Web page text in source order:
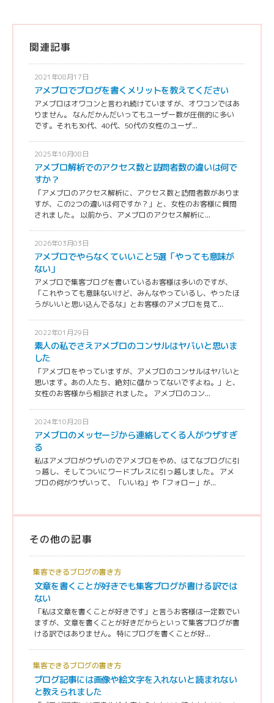
関連記事
2021年08月17日
アメブロでブログを書くメリットを教えてください
アメブロはオワコンと言われ続けていますが、オワコンではあ
りません。 なんだかんだいってもユーザー数が圧倒的に多い
です。それも30代、40代、50代の女性のユーザ...
2025年10月08日
アメブロ解析でのアクセス数と訪問者数の違いは何で
すか？
「アメブロのアクセス解析に、アクセス数と訪問者数がありま
すが、この2つの違いは何ですか？」と、女性のお客様に質問
されました。 以前から、アメブロのアクセス解析に...
2026年03月03日
アメブロでやらなくていいこと5選「やっても意味が
ない」
アメブロで集客ブログを書いているお客様は多いのですが、
「これやっても意味ないけど、みんなやっているし、やったほ
うがいいと思い込んでるな」とお客様のアメブロを見て...
2022年01月29日
素人の私でさえアメブロのコンサルはヤバいと思いま
した
「アメブロをやっていますが、アメブロのコンサルはヤバいと
思います。あの人たち、絶対に儲かってないですよね。」と、
女性のお客様から相談されました。 アメブロのコン...
2024年10月28日
アメブロのメッセージから連絡してくる人がウザすぎ
る
私はアメブロがウザいのでアメブロをやめ、はてなブログに引
っ越し、そしてついにワードプレスに引っ越しました。 アメ
ブロの何がウザいって、「いいね」や「フォロー」が...
その他の記事
集客できるブログの書き方
文章を書くことが好きでも集客ブログが書ける訳では
ない
「私は文章を書くことが好きです」と言うお客様は一定数でい
ますが、文章を書くことが好きだからといって集客ブログが書
ける訳ではありません。 特にブログを書くことが好...
集客できるブログの書き方
ブログ記事には画像や絵文字を入れないと読まれない
と教えられました